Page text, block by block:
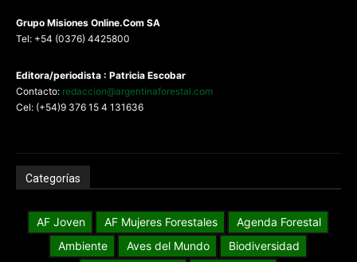
Grupo Misiones Online.Com SA
Tel: +54 (0376) 4425800
Editora/periodista : Patricia Escobar
Contacto: redaccion@argentinaforestal.com
Cel: (+54)9 376 15 4 131636
Categorías
AF Joven AF Mujeres Forestales
Agenda Forestal
Ambiente
Aves del Mundo
Biodiversidad